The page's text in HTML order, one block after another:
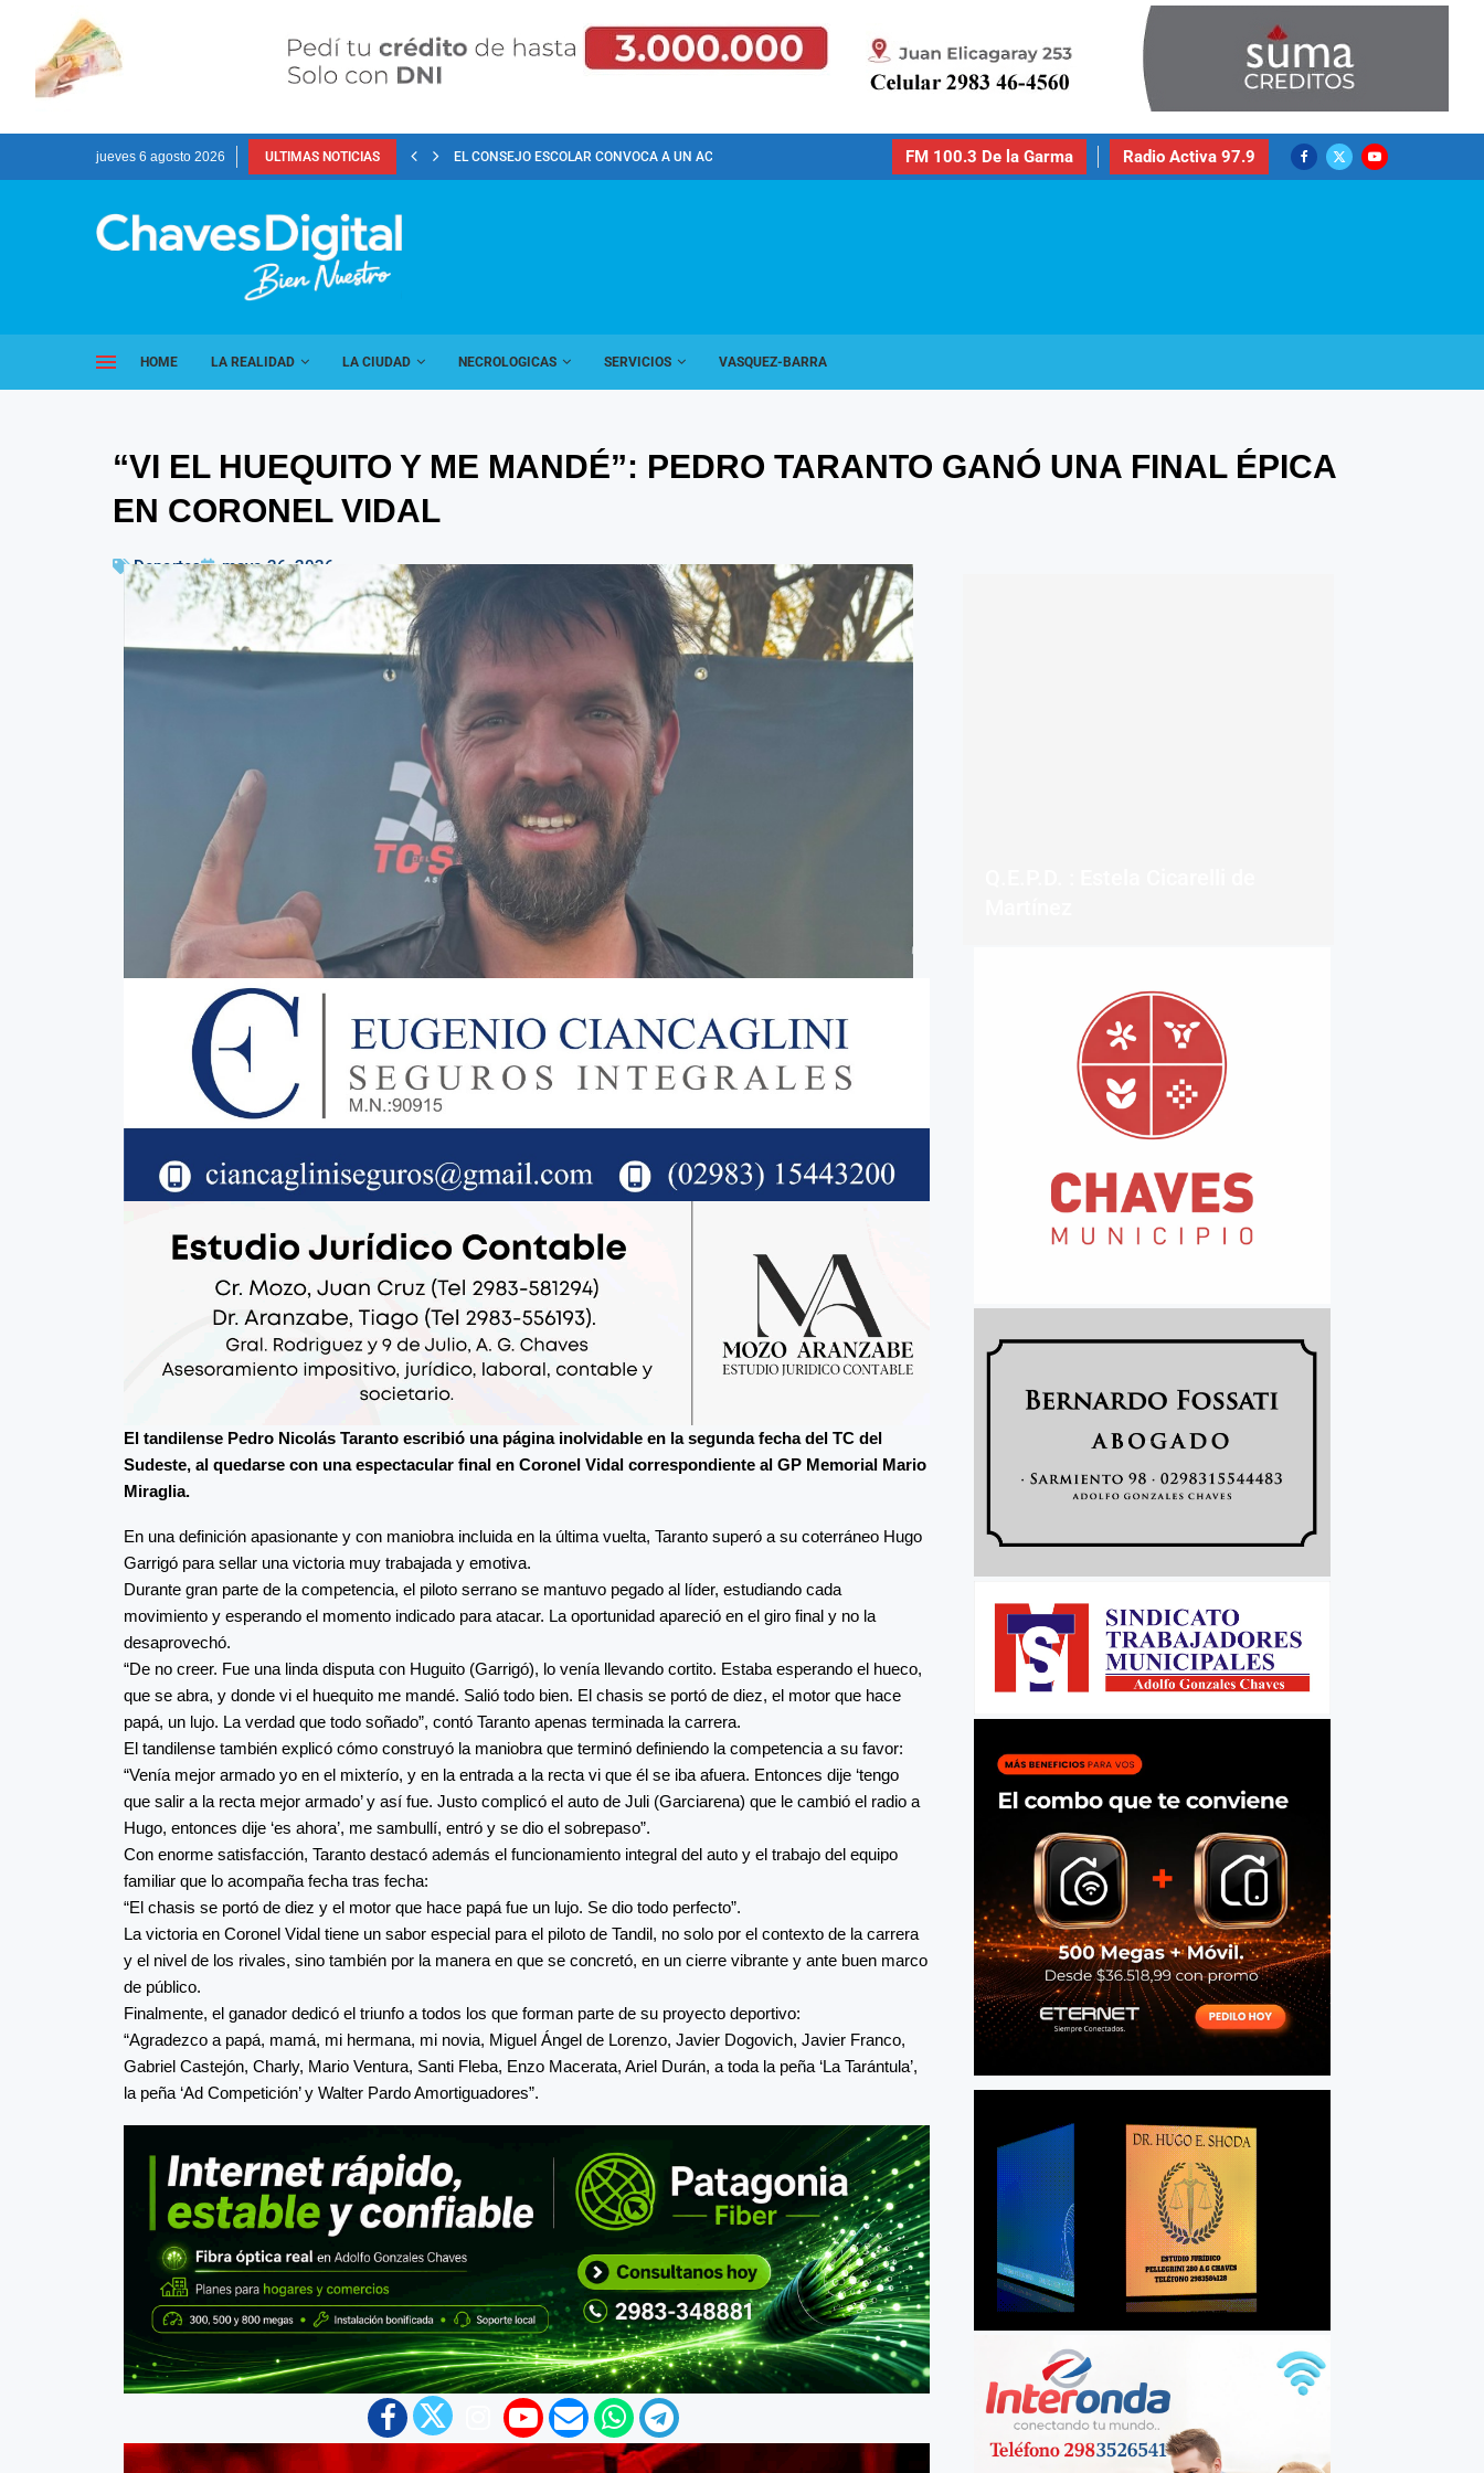
jueves 6 agosto 2026 ULTIMAS NOTICIAS EL CONSEJO ESCOLAR CONVOCA A UN ACTO PÚBLICO... FM 100.3 De la Garma Radio Activa 97.9
HOME LA REALIDAD LA CIUDAD NECROLOGICAS SERVICIOS VASQUEZ-BARRA
“VI EL HUEQUITO Y ME MANDÉ”: PEDRO TARANTO GANÓ UNA FINAL ÉPICA
EN CORONEL VIDAL
Deportes mayo 26, 2026
El tandilense Pedro Nicolás Taranto escribió una página inolvidable en la segunda fecha del TC del
Sudeste, al quedarse con una espectacular final en Coronel Vidal correspondiente al GP Memorial Mario
Miraglia.
En una definición apasionante y con maniobra incluida en la última vuelta, Taranto superó a su coterráneo Hugo
Garrigó para sellar una victoria muy trabajada y emotiva.
Durante gran parte de la competencia, el piloto serrano se mantuvo pegado al líder, estudiando cada
movimiento y esperando el momento indicado para atacar. La oportunidad apareció en el giro final y no la
desaprovechó.
“De no creer. Fue una linda disputa con Huguito (Garrigó), lo venía llevando cortito. Estaba esperando el hueco,
que se abra, y donde vi el huequito me mandé. Salió todo bien. El chasis se portó de diez, el motor que hace
papá, un lujo. La verdad que todo soñado”, contó Taranto apenas terminada la carrera.
El tandilense también explicó cómo construyó la maniobra que terminó definiendo la competencia a su favor:
“Venía mejor armado yo en el mixterío, y en la entrada a la recta vi que él se iba afuera. Entonces dije ‘tengo
que salir a la recta mejor armado’ y así fue. Justo complicó el auto de Juli (Garciarena) que le cambió el radio a
Hugo, entonces dije ‘es ahora’, me sambullí, entró y se dio el sobrepaso”.
Con enorme satisfacción, Taranto destacó además el funcionamiento integral del auto y el trabajo del equipo
familiar que lo acompaña fecha tras fecha:
“El chasis se portó de diez y el motor que hace papá fue un lujo. Se dio todo perfecto”.
La victoria en Coronel Vidal tiene un sabor especial para el piloto de Tandil, no solo por el contexto de la carrera
y el nivel de los rivales, sino también por la manera en que se concretó, en un cierre vibrante y ante buen marco
de público.
Finalmente, el ganador dedicó el triunfo a todos los que forman parte de su proyecto deportivo:
“Agradezco a papá, mamá, mi hermana, mi novia, Miguel Ángel de Lorenzo, Javier Dogovich, Javier Franco,
Gabriel Castejón, Charly, Mario Ventura, Santi Fleba, Enzo Macerata, Ariel Durán, a toda la peña ‘La Tarántula’,
la peña ‘Ad Competición’ y Walter Pardo Amortiguadores”.